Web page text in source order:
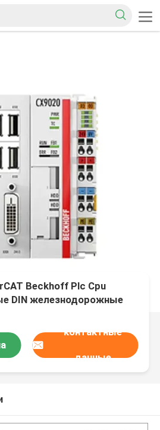
Beckhoff Plc Cpu
DIN железнодорожные
контактные
данные